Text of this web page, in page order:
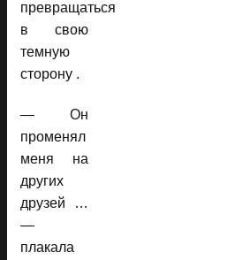
превращаться
в свою
темную
сторону .
— Он
променял
меня на
других
друзей …
—
плакала